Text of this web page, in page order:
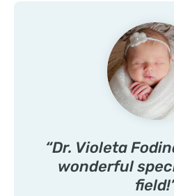
“Dr. Violeta
wonderful